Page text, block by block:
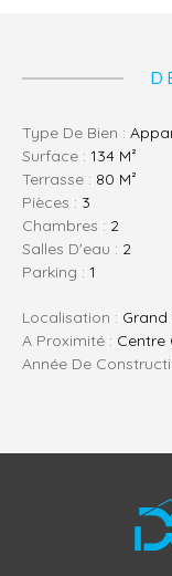
Type De Bien :
Surface : 134 M²
Terrasse : 80 M²
Pièces : 3
Chambres : 2
Salles D'eau : 2
Parking : 1
Localisation : Grand
A Proximité : Centre
Année De